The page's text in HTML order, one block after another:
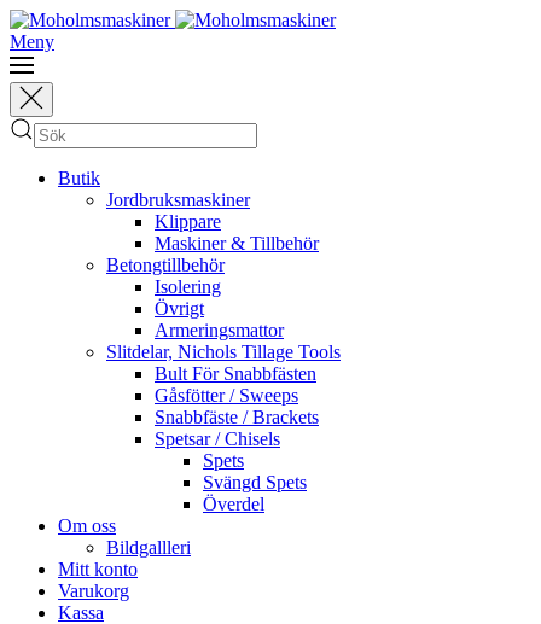
Meny
Butik
Jordbruksmaskiner
Klippare
Maskiner & Tillbehör
Betongtillbehör
Isolering
Övrigt
Armeringsmattor
Slitdelar, Nichols Tillage Tools
Bult För Snabbfästen
Gåsfötter / Sweeps
Snabbfäste / Brackets
Spetsar / Chisels
Spets
Svängd Spets
Överdel
Om oss
Bildgallleri
Mitt konto
Varukorg
Kassa